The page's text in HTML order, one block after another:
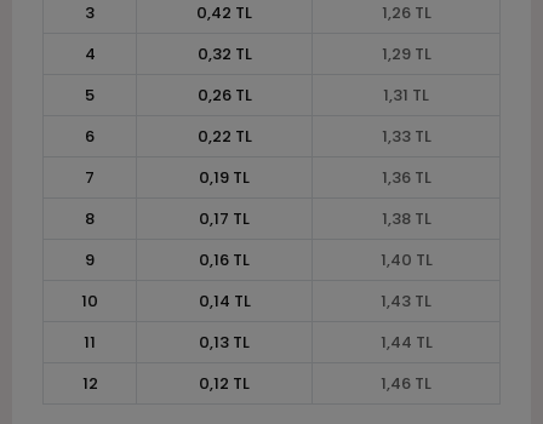
3
0,42 TL
1,26 TL
4
0,32 TL
1,29 TL
5
0,26 TL
1,31 TL
6
0,22 TL
1,33 TL
7
0,19 TL
1,36 TL
8
0,17 TL
1,38 TL
9
0,16 TL
1,40 TL
10
0,14 TL
1,43 TL
11
0,13 TL
1,44 TL
12
0,12 TL 1,46 TL